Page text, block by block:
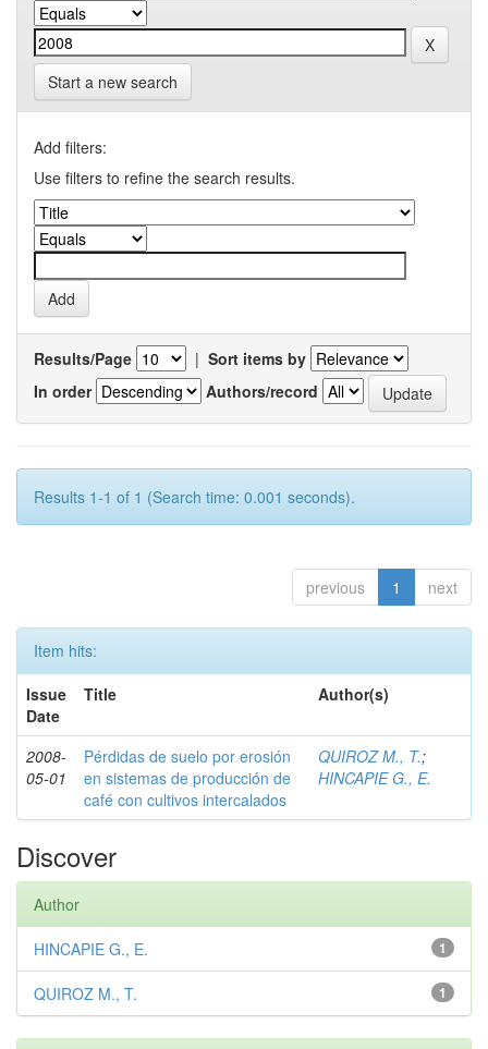
Start a new search
Add filters:
Use filters to refine the search results.
Results/Page | Sort items by
In order
Authors/record
Results 1-1 of 1 (Search time: 0.001 seconds).
previous 1 next
Item hits:
Issue
Date
Title Author(s)
2008-
05-01
Pérdidas de suelo por erosión
en sistemas de producción de
café con cultivos intercalados
QUIROZ M., T.;
HINCAPIE G., E.
Discover
Author
1
HINCAPIE G., E.
1
QUIROZ M., T.